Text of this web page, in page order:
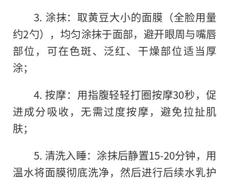
3. 涂抹：取黄豆大小的面膜（全脸用量
约2勺），均匀涂抹于面部，避开眼周与嘴唇
部位，可在色斑、泛红、干燥部位适当厚
涂；
4. 按摩：用指腹轻轻打圈按摩30秒，促
进成分吸收，无需过度按摩，避免拉扯肌
肤；
5. 清洗入睡：涂抹后静置15-20分钟，用
温水将面膜彻底洗净，然后进行后续水乳护